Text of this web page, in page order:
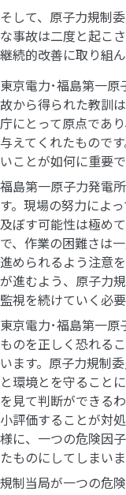
そして、原子力規制
な事故は二度と起こ
継続的改善に取り組ん
東京電力･福島第一
故から得られた教訓
庁にとって原点であ
与えてくれたもので
いことが如何に重要
福島第一原子力発電
す。現場の努力によ
及ぼす可能性は極め
で、作業の困難さは
進められるよう注意
が進むよう、原子力
監視を続けていく必要
東京電力･福島第一原
ものを正しく恐れる
います。原子力規制
と環境とを守ること
を見て判断ができる
小評価することが対
様に、一つの危険因
たものにしてしまいま
規制当局が一つの危